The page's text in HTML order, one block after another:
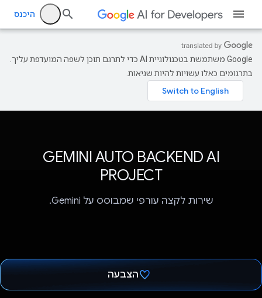
היכנס
‫Google משתמשת בטכנולוגיית AI כדי לתרגם תוכן לשפה המועדפת עליך.
בתרגומים כאלו עשויות להיות שגיאות.
GEMINI AUTO BACKEND AI
PROJECT
שירות לקצה עורפי שמבוסס על Gemini.
הצבעה